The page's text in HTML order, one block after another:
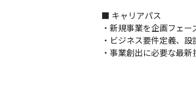
■ キャリアパス
・新規事業を企画フェ
・ビジネス要件定義、
・事業創出に必要な最新